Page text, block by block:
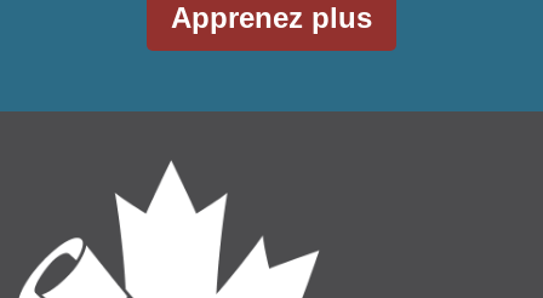
Apprenez plus